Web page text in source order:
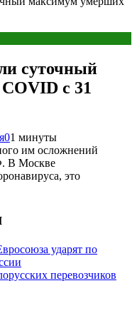
суточный
с 31
01 минуты
им осложнений
В Москве
это
ударят по
перевозчиков